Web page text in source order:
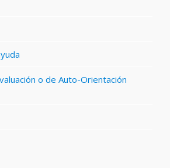
o de Auto-Orientación